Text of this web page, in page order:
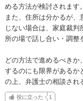
める方法が検討されます。
また、住所は分かるが
じない場合は、家庭裁
所の場で話し合い・調整
どの方法で進めるべきか
するのにも限界があるか
の上、弁護士の相談され
役に立った 1